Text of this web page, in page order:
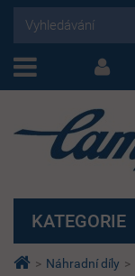
> Náhradní díly >
KATEGORIE